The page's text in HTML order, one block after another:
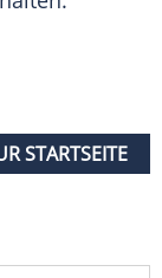
STARTSEITE